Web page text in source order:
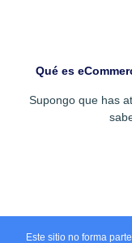
Qué es
Supongo que has
Este sitio no forma